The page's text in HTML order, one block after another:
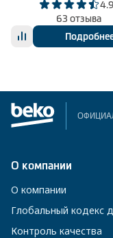
63 отзыва
О компании
О компании
Глобальный кодекс
Контроль качества